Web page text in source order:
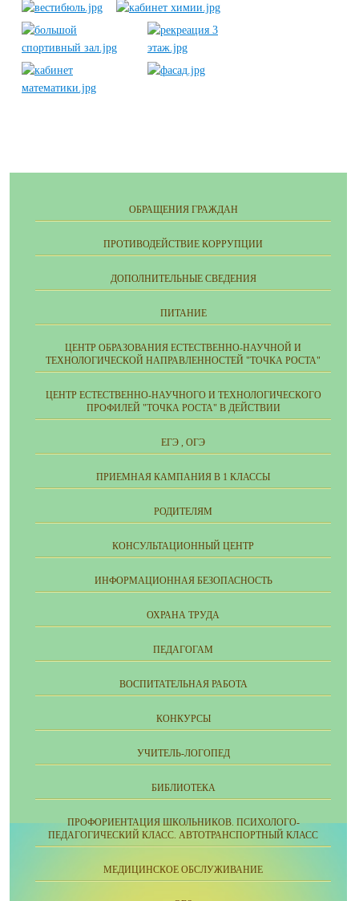
ОБРАЩЕНИЯ ГРАЖДАН
ПРОТИВОДЕЙСТВИЕ КОРРУПЦИИ
ДОПОЛНИТЕЛЬНЫЕ СВЕДЕНИЯ
ПИТАНИЕ
ЦЕНТР ОБРАЗОВАНИЯ ЕСТЕСТВЕННО-НАУЧНОЙ И
ТЕХНОЛОГИЧЕСКОЙ НАПРАВЛЕННОСТЕЙ "ТОЧКА РОСТА"
ЦЕНТР ЕСТЕСТВЕННО-НАУЧНОГО И ТЕХНОЛОГИЧЕСКОГО
ПРОФИЛЕЙ "ТОЧКА РОСТА" В ДЕЙСТВИИ
ЕГЭ , ОГЭ
ПРИЕМНАЯ КАМПАНИЯ В 1 КЛАССЫ
РОДИТЕЛЯМ
КОНСУЛЬТАЦИОННЫЙ ЦЕНТР
ИНФОРМАЦИОННАЯ БЕЗОПАСНОСТЬ
ОХРАНА ТРУДА
ПЕДАГОГАМ
ВОСПИТАТЕЛЬНАЯ РАБОТА
КОНКУРСЫ
УЧИТЕЛЬ-ЛОГОПЕД
БИБЛИОТЕКА
ПРОФОРИЕНТАЦИЯ ШКОЛЬНИКОВ. ПСИХОЛОГО-
ПЕДАГОГИЧЕСКИЙ КЛАСС. АВТОТРАНСПОРТНЫЙ КЛАСС
МЕДИЦИНСКОЕ ОБСЛУЖИВАНИЕ